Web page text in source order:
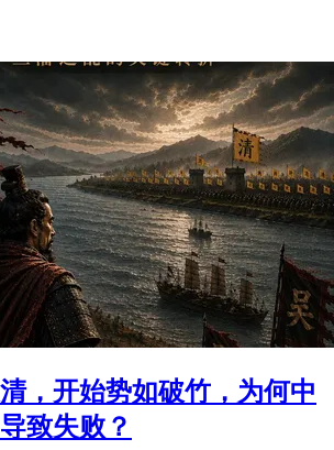
，开始势如破竹，为何中
致失败？